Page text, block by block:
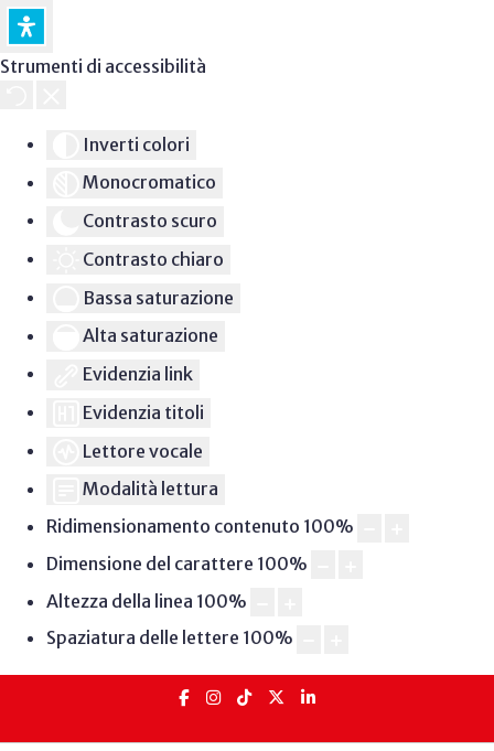
Strumenti di accessibilità
Inverti colori
Monocromatico
Contrasto scuro
Contrasto chiaro
Bassa saturazione
Alta saturazione
Evidenzia link
Evidenzia titoli
Lettore vocale
Modalità lettura
Ridimensionamento contenuto 100%
Dimensione del carattere 100%
Altezza della linea 100%
Spaziatura delle lettere 100%